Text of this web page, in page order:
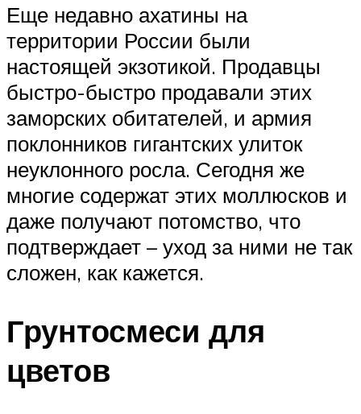
Еще недавно ахатины на
территории России были
настоящей экзотикой. Продавцы
быстро-быстро продавали этих
заморских обитателей, и армия
поклонников гигантских улиток
неуклонного росла. Сегодня же
многие содержат этих моллюсков и
даже получают потомство, что
подтверждает – уход за ними не так
сложен, как кажется.
Грунтосмеси для
цветов